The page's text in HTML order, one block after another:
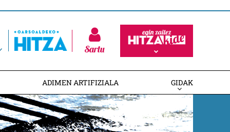
Sartu
ADIMEN ARTIFIZIALA GIDAK